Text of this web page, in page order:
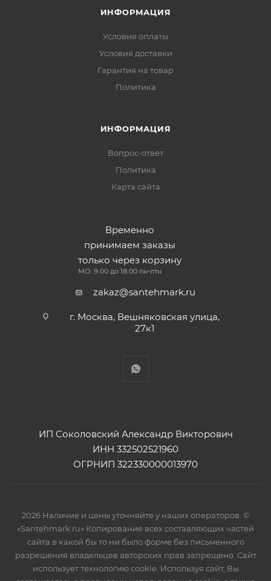
ИНФОРМАЦИЯ
Условия оплаты
Условия доставки
Гарантия на товар
Политика
ИНФОРМАЦИЯ
Вопрос-ответ
Политика
Карта сайта
Временно
принимаем заказы
только через корзину
МО: 9:00 до 18:00 пн-птн
zakaz@santehmark.ru
г. Москва, Вешняковская улица,
27к1
ИП Соколовский Александр Викторович
ИНН 332502521960
ОГРНИП 322330000013970
2026 Наличие и цены уточняйте у наших операторов. ©
«Santehmark.ru» Копирование всех составляющих частей
сайта в какой бы то ни было форме без письменного
разрешения владельцев авторских прав запрещено. Сайт
использует технологию cookie. Используя сайт, Вы